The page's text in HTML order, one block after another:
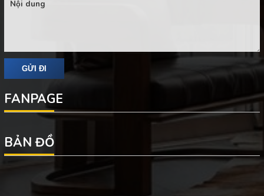
FANPAGE
BẢN ĐỒ